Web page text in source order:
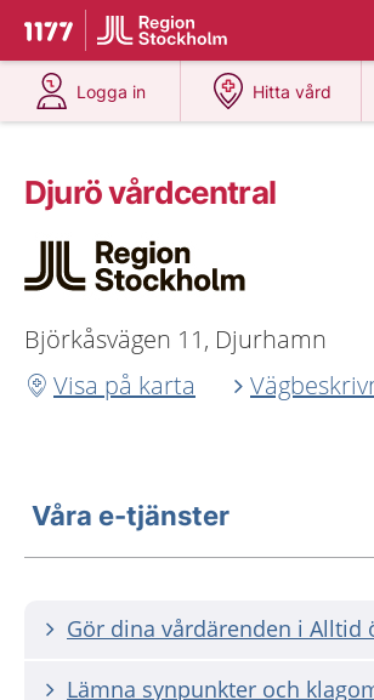
Till startsidan för 1177
Du har valt region
Logga in
på 1177.se
Hitta vård
på 1177.se
Djurö vårdcentral
Björkåsvägen 11, Djurhamn
Visa på karta
Våra e-tjänster
Gör dina vårdärenden i Alltid
Lämna synpunkter och